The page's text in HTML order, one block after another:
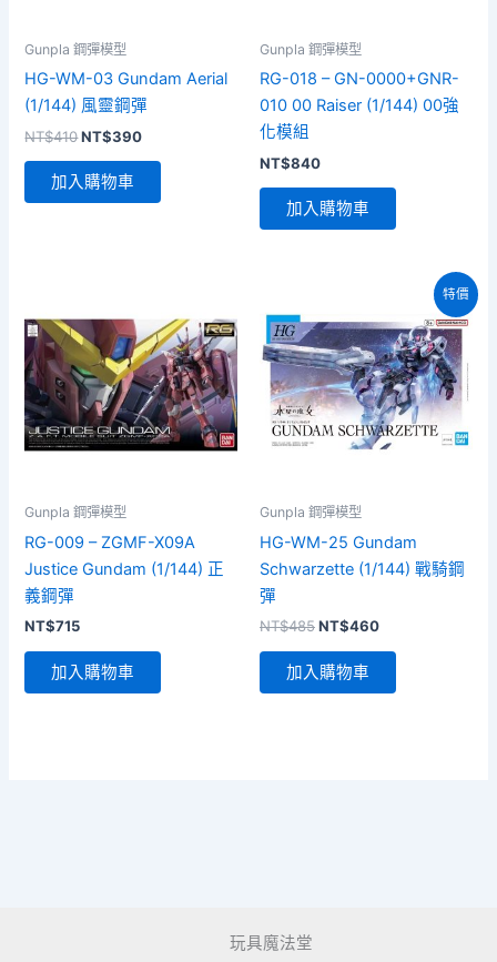
Gunpla 鋼彈模型
HG-WM-03 Gundam Aerial
(1/144) 風靈鋼彈
NT$410原
價
格：
NT$390目
加入購物車
Gunpla 鋼彈模型
RG-018 – GN-0000+GNR-
010 00 Raiser (1/144) 00強
化模組
NT$840
加入購物車
Gunpla 鋼彈模型
RG-009 – ZGMF-X09A
Justice Gundam (1/144) 正
義鋼彈
NT$715
加入購物車
特價
Gunpla 鋼彈模型
HG-WM-25 Gundam
Schwarzette (1/144) 戰騎鋼
彈
NT$485原
價
格：
NT$460目
加入購物車
玩具魔法堂